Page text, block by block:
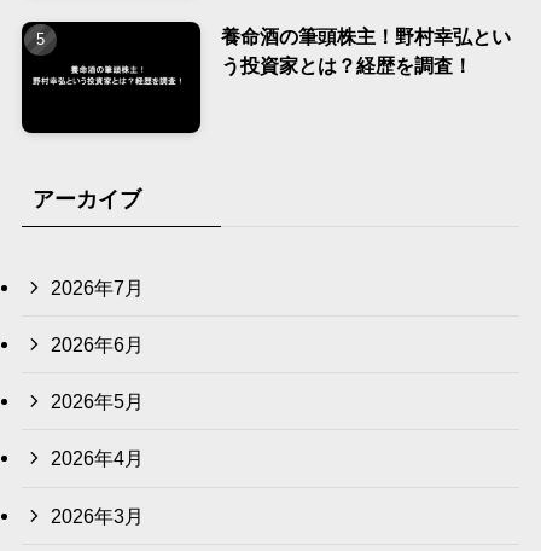
養命酒の筆頭株主！野村幸弘とい
う投資家とは？経歴を調査！
アーカイブ
2026年7月
2026年6月
2026年5月
2026年4月
2026年3月